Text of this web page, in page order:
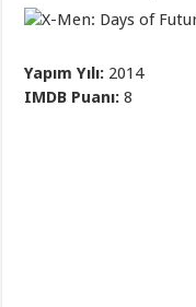
Yapım Yılı: 2014
IMDB Puanı: 8